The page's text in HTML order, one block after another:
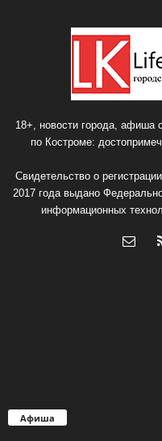
18+, новости города, афиша
по Костроме:
Свидетельство о
2017 года выдано
информационных
Афиша